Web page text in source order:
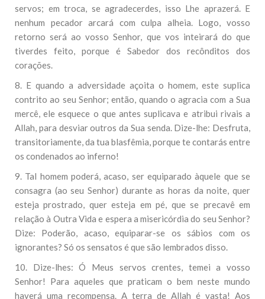
servos; em troca, se agradecerdes, isso Lhe aprazerá. E
nenhum pecador arcará com culpa alheia. Logo, vosso
retorno será ao vosso Senhor, que vos inteirará do que
tiverdes feito, porque é Sabedor dos recônditos dos
corações.
8. E quando a adversidade açoita o homem, este suplica
contrito ao seu Senhor; então, quando o agracia com a Sua
mercê, ele esquece o que antes suplicava e atribui rivais a
Allah, para desviar outros da Sua senda. Dize-lhe: Desfruta,
transitoriamente, da tua blasfêmia, porque te contarás entre
os condenados ao inferno!
9. Tal homem poderá, acaso, ser equiparado àquele que se
consagra (ao seu Senhor) durante as horas da noite, quer
esteja prostrado, quer esteja em pé, que se precavê em
relação à Outra Vida e espera a misericórdia do seu Senhor?
Dize: Poderão, acaso, equiparar-se os sábios com os
ignorantes? Só os sensatos é que são lembrados disso.
10. Dize-lhes: Ó Meus servos crentes, temei a vosso
Senhor! Para aqueles que praticam o bem neste mundo
haverá uma recompensa. A terra de Allah é vasta! Aos